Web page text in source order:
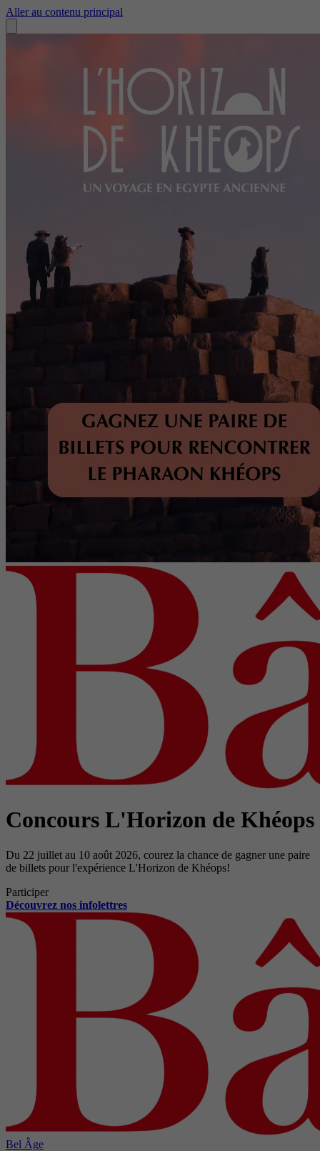
Aller au contenu principal
Concours L'Horizon de Khéops
Du 22 juillet au 10 août 2026, courez la chance de gagner une paire
de billets pour l'expérience L'Horizon de Khéops!
Participer
Découvrez nos infolettres
Bel Âge